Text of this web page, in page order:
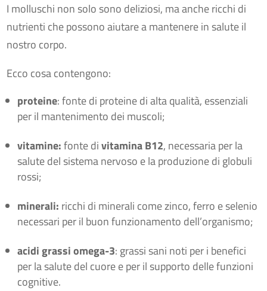
I molluschi non solo sono deliziosi, ma anche ricchi di
nutrienti che possono aiutare a mantenere in salute il
nostro corpo.
Ecco cosa contengono:
proteine: fonte di proteine di alta qualità, essenziali
per il mantenimento dei muscoli;
vitamine:fonte divitamina B12, necessaria per la
salute del sistema nervoso e la produzione di globuli
rossi;
minerali: ricchi di minerali come zinco, ferro e selenio
necessari per il buon funzionamento dell’organismo;
acidi grassi omega-3: grassi sani noti per i benefici
per la salute del cuore e per il supporto delle funzioni
cognitive.